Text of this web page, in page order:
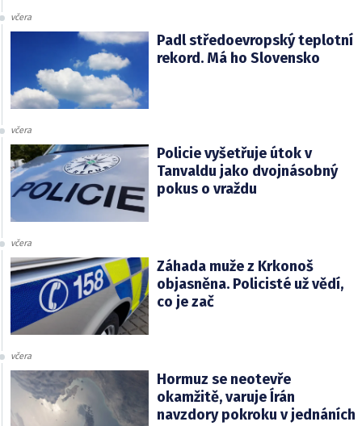
včera
Padl středoevropský teplotní
rekord. Má ho Slovensko
včera
Policie vyšetřuje útok v
Tanvaldu jako dvojnásobný
pokus o vraždu
včera
Záhada muže z Krkonoš
objasněna. Policisté už vědí,
co je zač
včera
Hormuz se neotevře
okamžitě, varuje Írán
navzdory pokroku v jednáních